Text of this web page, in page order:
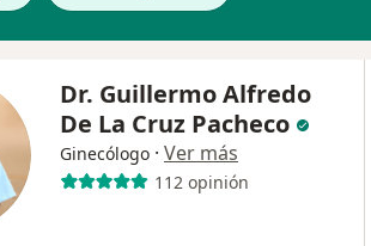
Dr. Guillermo Alfredo
De La Cruz Pacheco
Ginecólogo · Ver más
112 opinión